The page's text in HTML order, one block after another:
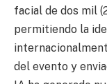
facial de dos mil
permitiendo la
del evento y